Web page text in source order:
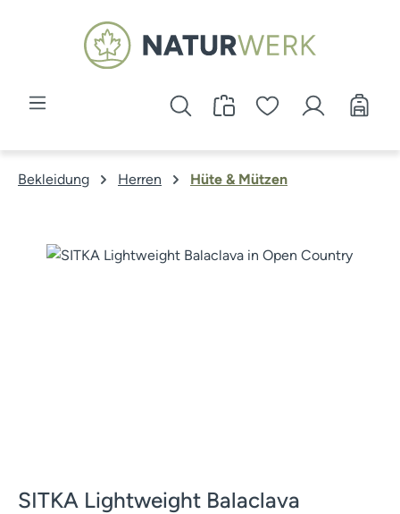
Zum Hauptinhalt springen
Bekleidung Herren Hüte & Mützen
Bildergalerie überspringen
SITKA Lightweight Balaclava